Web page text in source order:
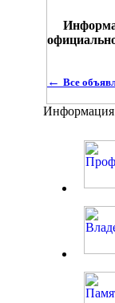
← Все
Информация